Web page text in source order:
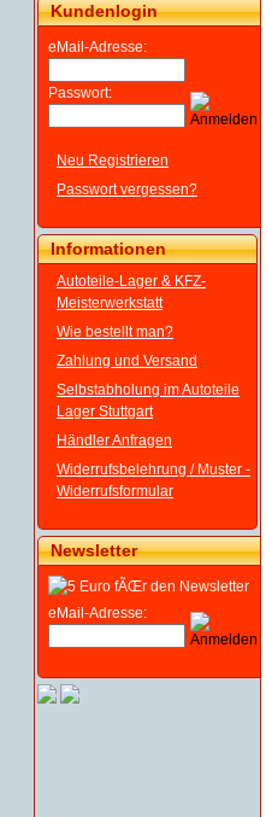
Kundenlogin
eMail-Adresse:
Passwort:
Neu Registrieren
Passwort vergessen?
Informationen
Autoteile-Lager & KFZ-
Meisterwerkstatt
Wie bestellt man?
Zahlung und Versand
Selbstabholung im Autoteile
Lager Stuttgart
Händler Anfragen
Widerrufsbelehrung / Muster -
Widerrufsformular
Newsletter
eMail-Adresse: